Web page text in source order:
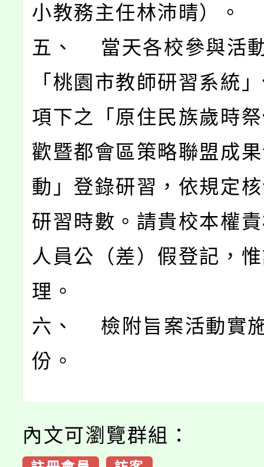
小教務主任林沛晴）。
五、 當天各校參與活
「桃園市教師研習系統
項下之「原住民族歲時
歡暨都會區策略聯盟成
動」登錄研習，依規定
研習時數。請貴校本權
人員公（差）假登記，
理。
六、 檢附旨案活動實
份。
內文可瀏覽群組：